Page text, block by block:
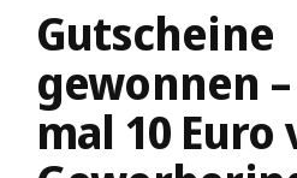
Gutscheine
gewonnen
mal 10 Euro